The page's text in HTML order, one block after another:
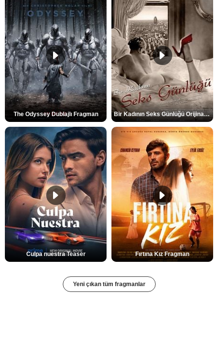
The Odyssey Dublajlı Fragman Bir Kadının Seks Günlüğü Orijinal Fragman
Culpa nuestra Teaser Fırtına Kız Fragman
Yeni çıkan tüm fragmanlar